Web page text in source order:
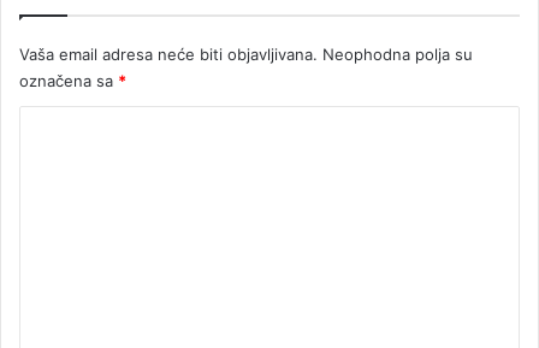
Vaša email adresa neće biti objavljivana. Neophodna polja su
označena sa *